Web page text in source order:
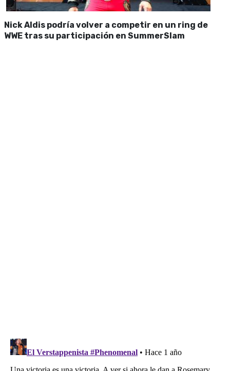
Nick Aldis podría volver a competir en un ring de
WWE tras su participación en SummerSlam